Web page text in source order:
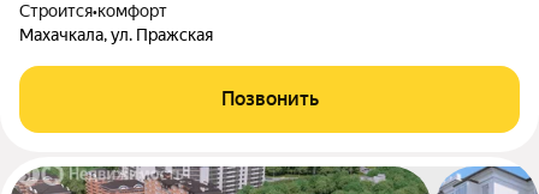
Строится•комфорт
Махачкала, ул. Пражская
Позвонить